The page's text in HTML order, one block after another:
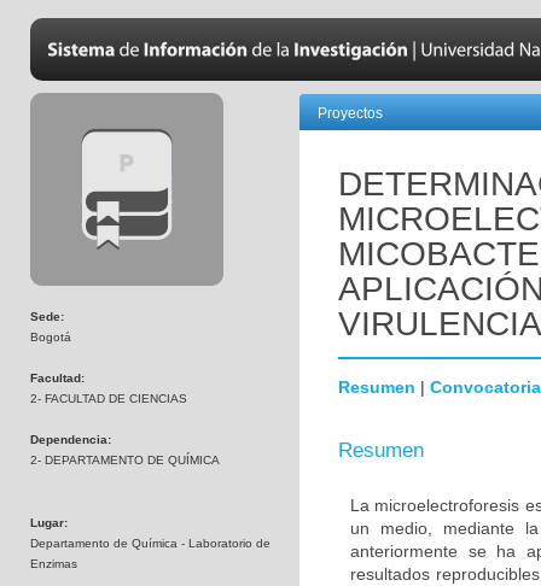
Sede:
Bogotá
Facultad:
2- FACULTAD DE CIENCIAS
Dependencia:
2- DEPARTAMENTO DE QUÍMICA
Lugar:
Departamento de Química - Laboratorio de
Enzimas
Proyectos
VIRULENCIA
Resumen | Convocatoria
Resumen
La microelectroforesis
un medio, mediante
anteriormente se ha
resultados